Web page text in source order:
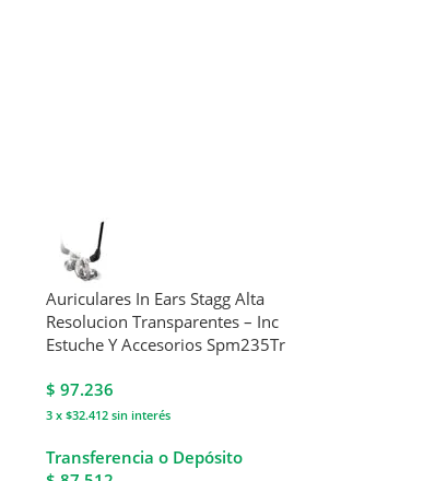
Auriculares In Ears Stagg Alta
Resolucion Transparentes – Inc
Estuche Y Accesorios Spm235Tr
$ 97.236
3 x $32.412sin interés
Transferencia o Depósito